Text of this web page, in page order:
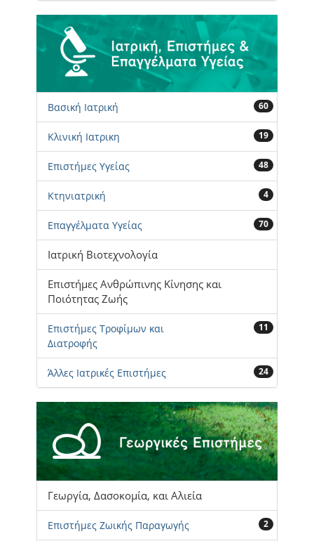
Βασική Ιατρική 60
Κλινική Ιατρικη 19
Επιστήμες Υγείας 48
Κτηνιατρική 4
Επαγγέλματα Υγείας 70
Ιατρική Βιοτεχνολογία
Επιστήμες Ανθρώπινης Κίνησης και
Ποιότητας Ζωής
Επιστήμες Τροφίμων και
Διατροφής
11
Άλλες Ιατρικές Επιστήμες 24
Γεωργία, Δασοκομία, και Αλιεία
Επιστήμες Ζωικής Παραγωγής 2